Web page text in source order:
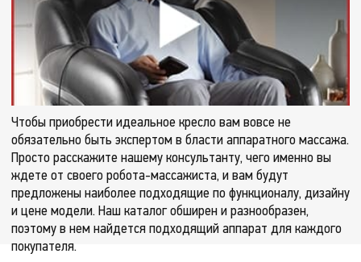
Чтобы приобрести идеальное кресло вам вовсе не
обязательно быть экспертом в бласти аппаратного массажа.
Просто расскажите нашему консультанту, чего именно вы
ждете от своего робота-массажиста, и вам будут
предложены наиболее подходящие по функционалу, дизайну
и цене модели. Наш каталог обширен и разнообразен,
поэтому в нем найдется подходящий аппарат для каждого
покупателя.